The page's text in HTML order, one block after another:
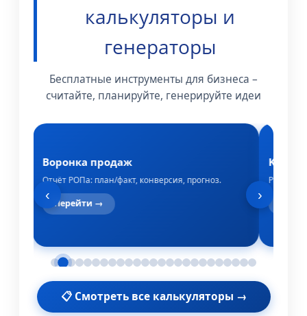
калькуляторы и
генераторы
Бесплатные инструменты для бизнеса –
считайте, планируйте, генерируйте идеи
Воронка продаж
Отчёт РОПа: план/факт, конверсия, прогноз.
Перейти →
KPI
Расчёт
‹ ›
📋 Смотреть все калькуляторы →